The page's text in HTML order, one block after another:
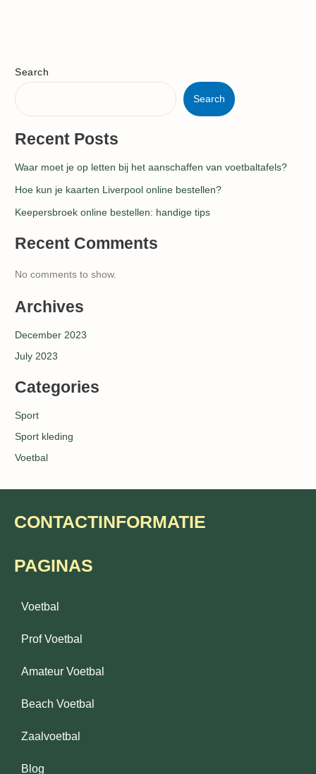
Search
Search
Recent Posts
Waar moet je op letten bij het aanschaffen van voetbaltafels?
Hoe kun je kaarten Liverpool online bestellen?
Keepersbroek online bestellen: handige tips
Recent Comments
No comments to show.
Archives
December 2023
July 2023
Categories
Sport
Sport kleding
Voetbal
CONTACTINFORMATIE
PAGINAS
Voetbal
Prof Voetbal
Amateur Voetbal
Beach Voetbal
Zaalvoetbal
Blog